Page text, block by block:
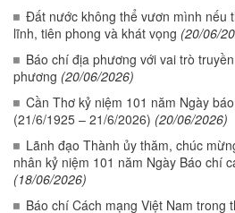
Đất nước không thể vươn mình nếu
lĩnh, tiên phong và khát vọng (20/06/
Báo chí địa phương với vai trò
phương (20/06/2026)
Cần Thơ kỷ niệm 101 năm Ngày
(21/6/1925 – 21/6/2026) (20/06/2026)
Lãnh đạo Thành ủy thăm, chúc
nhân kỷ niệm 101 năm Ngày Báo chí
(18/06/2026)
Báo chí Cách mạng Việt Nam trong